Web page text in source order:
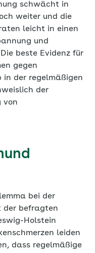
schwächt in
weiter und die
leicht in einen
und
beste Evidenz für
gegen
in der regelmäßigen
der
von
bei der
der befragten
Holstein
leiden
dass regelmäßige